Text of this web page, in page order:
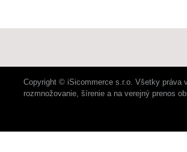
Copyright © iSicommerce s.r.o. Všetky práva
rozmnožovanie, šírenie a na verejný prenos